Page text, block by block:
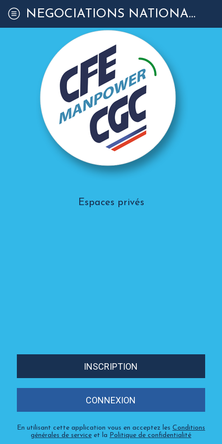
NÉGOCIATIONS NATIONALES
Espaces privés
INSCRIPTION
CONNEXION
En utilisant cette application vous en acceptez les Conditions
générales de service et la Politique de confidentialité